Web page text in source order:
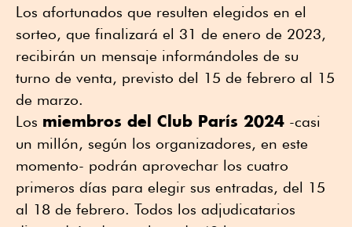
Los afortunados que resulten elegidos en el
sorteo, que finalizará el 31 de enero de 2023,
recibirán un mensaje informándoles de su
turno de venta, previsto del 15 de febrero al 15
de marzo.
Los miembros del Club París 2024 -casi
un millón, según los organizadores, en este
momento- podrán aprovechar los cuatro
primeros días para elegir sus entradas, del 15
al 18 de febrero. Todos los adjudicatarios